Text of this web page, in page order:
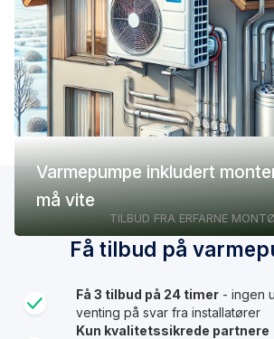
Varmepumpe inkludert
må vite
TILBUD FRA ERFARNE
Få tilbud på
Få 3 tilbud på 24 timer - ingen
venting på svar fra installatører
Kun kvalitetssikrede partnere